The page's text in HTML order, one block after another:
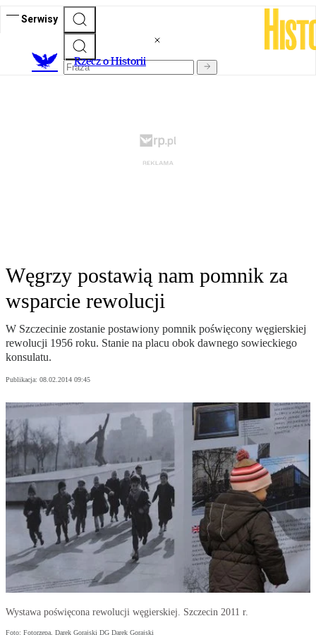
Serwisy
Rzecz o Historii
Węgrzy postawią nam pomnik za
wsparcie rewolucji
W Szczecinie zostanie postawiony pomnik poświęcony węgierskiej
rewolucji 1956 roku. Stanie na placu obok dawnego sowieckiego
konsulatu.
Publikacja: 08.02.2014 09:45
Wystawa poświęcona rewolucji węgierskiej. Szczecin 2011 r.
Foto: Fotorzepa, Darek Gorajski DG Darek Gorajski